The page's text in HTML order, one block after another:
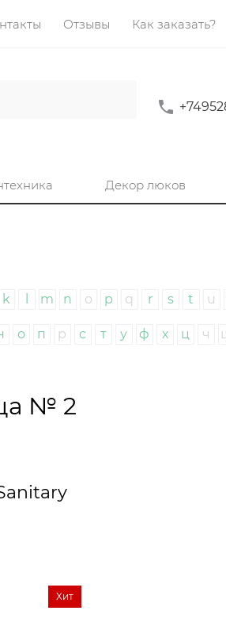
Отзывы Как заказать?
Декор люков
k m n o p q r s t u
о п р с т у ф х ц ч
№ 2
Хит